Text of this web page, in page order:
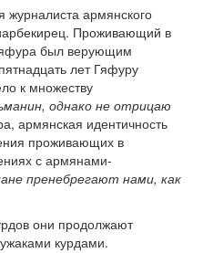
журналиста армянского
Проживающий в
был верующим
лет Гяфуру
к множеству
однако не отрицаю
армянская идентичность
проживающих в
с армянами-
пренебрегают нами, как
они продолжают
курдами.